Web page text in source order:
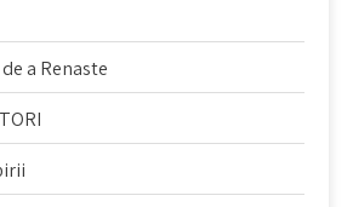
a Renaste